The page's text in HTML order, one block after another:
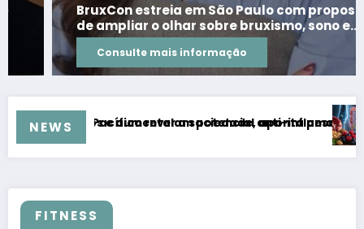
BruxCon estreia em São Paulo com proposta
de ampliar o olhar sobre bruxismo, sono e
qualidade de vida
Consulte mais informação
NEWSaponta pesquisa
anti-inflamatório e podem abrir caminho para
Aliado do Intestino: Substância
FITNESS